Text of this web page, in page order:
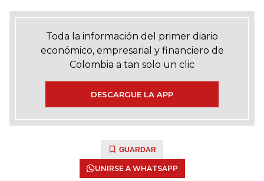
Toda la información del primer diario
económico, empresarial y financiero de
Colombia a tan solo un clic
DESCARGUE LA APP
GUARDAR
UNIRSE A WHATSAPP